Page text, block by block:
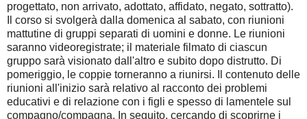
progettato, non arrivato, adottato, affidato, negato, sottratto).
Il corso si svolgerà dalla domenica al sabato, con riunioni
mattutine di gruppi separati di uomini e donne. Le riunioni
saranno videoregistrate; il materiale filmato di ciascun
gruppo sarà visionato dall'altro e subito dopo distrutto. Di
pomeriggio, le coppie torneranno a riunirsi. Il contenuto delle
riunioni all'inizio sarà relativo al racconto dei problemi
educativi e di relazione con i figli e spesso di lamentele sul
compagno/compagna. In seguito, cercando di scoprirne i